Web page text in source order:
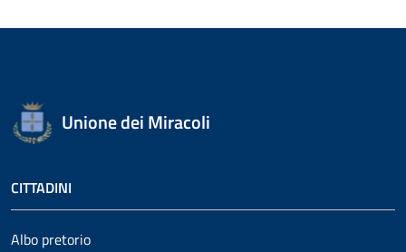
Unione dei Miracoli
CITTADINI
Albo pretorio